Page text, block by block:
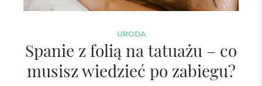
URODA
Spanie z folią na tatuażu – co
musisz wiedzieć po zabiegu?